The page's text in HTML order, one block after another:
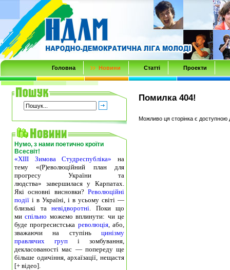
Transmenu
powered
by
JoomlArt.com
-
Mambo
Joomla
Professional
Templates
Club
Головна Новини Статті Проекти
Нумо, з нами поетично кроїти
Всесвіт!
«ХІІІ Зимова Студреспубліка» на
тему «(Р)еволюційний план для
прогресу України та
людства» завершилася у Карпатах.
Які основні висновки? Революційні
події і в Україні, і в усьому світі —
близькі та невідворотні. Поки що
миспільно можемо вплинути: чи це
буде прогресистська революція, або,
зважаючи на ступінь цинізму
правлячих груп і зомбування,
декласованості мас — попереду ще
більше одичіння, архаїзації, нещастя
[+ відео].
Помилка 404!
Можливо ця сторінка є доступною